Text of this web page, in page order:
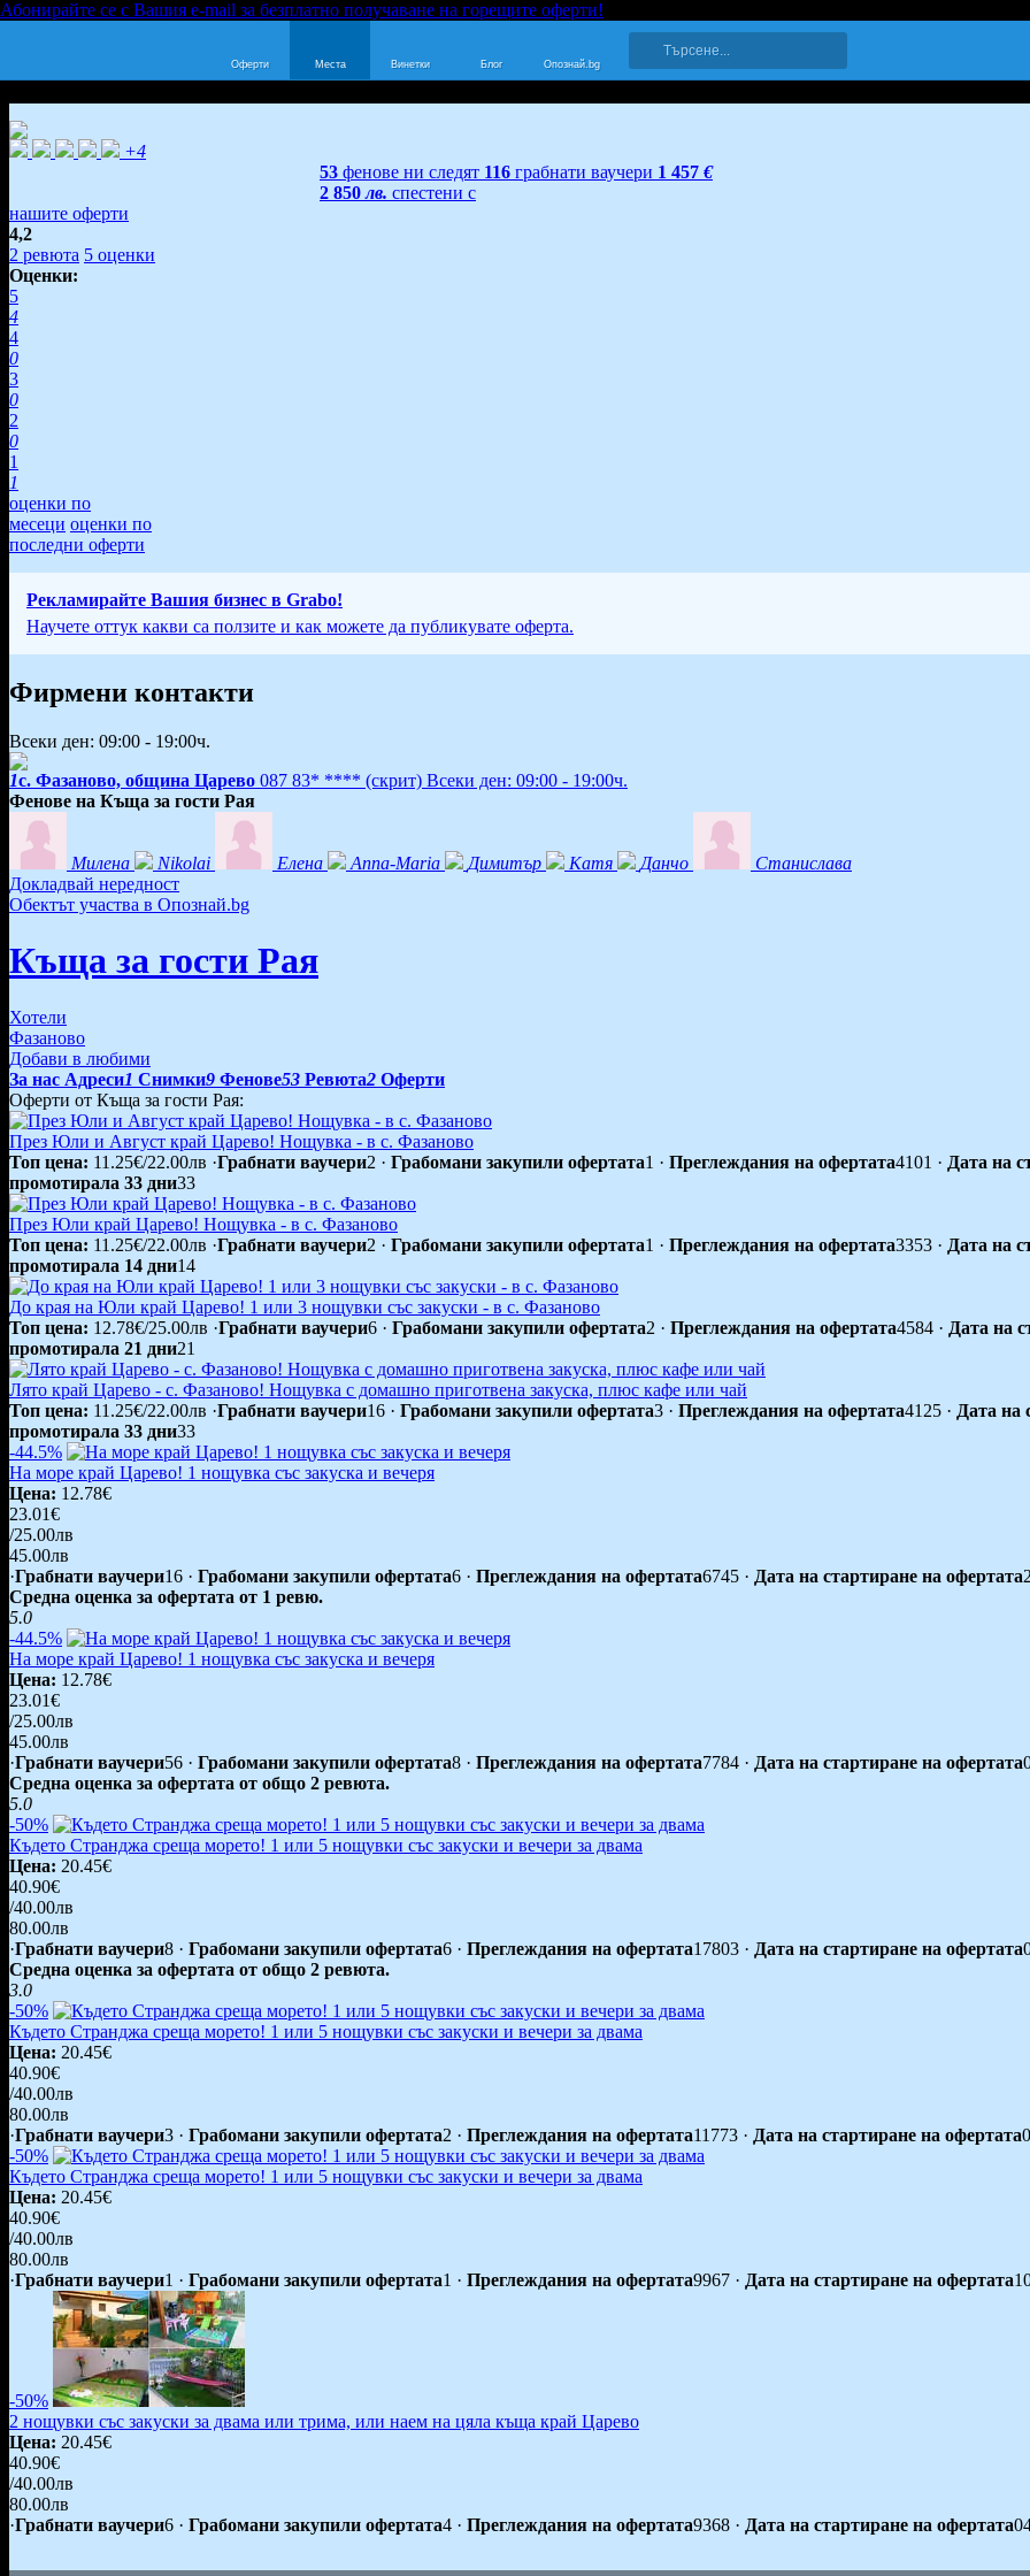
Абонирайте се с Вашия e-mail за безплатно получаване на горещите оферти!
Оферти Места Винетки Блог Опознай.bg
+4
53 фенове ни следят 116 грабнати ваучери 1 457 €
2 850лв. спестени с
нашите оферти
4,2
2 ревюта 5 оценки
Оценки:
5
4
4
0
3
0
2
0
1
1
оценки по
месеци оценки по
последни оферти
Рекламирайте Вашия бизнес в Grabo!
Научете оттук какви са ползите и как можете да публикувате оферта.
Фирмени контакти
Всеки ден: 09:00 - 19:00ч.
1с. Фазаново, община Царево 087 83* **** (скрит) Всеки ден: 09:00 - 19:00ч.
Фенове на Къща за гости Рая
Милена Nikolai Елена Anna-Maria Димитър Катя Данчо
Станислава
Докладвай нередност
Обектът участва в Опознай.bg
Къща за гости Рая
Хотели
Фазаново
Добави в любими
За нас Адреси1 Снимки9 Фенове53 Ревюта2 Оферти
Оферти от Къща за гости Рая:
През Юли и Август край Царево! Нощувка - в с. Фазаново
Топ цена: 11.25€/22.00лв ·Грабнати ваучери2 · Грабомани закупили офертата1 · Преглеждания на офертата4101 · Дата на
промотирала 33 дни33
През Юли край Царево! Нощувка - в с. Фазаново
Топ цена: 11.25€/22.00лв ·Грабнати ваучери2 · Грабомани закупили офертата1 · Преглеждания на офертата3353 · Дата на
промотирала 14 дни14
До края на Юли край Царево! 1 или 3 нощувки със закуски - в с. Фазаново
Топ цена: 12.78€/25.00лв ·Грабнати ваучери6 · Грабомани закупили офертата2 · Преглеждания на офертата4584 · Дата на
промотирала 21 дни21
Лято край Царево - с. Фазаново! Нощувка с домашно приготвена закуска, плюс кафе или чай
Топ цена: 11.25€/22.00лв ·Грабнати ваучери16 · Грабомани закупили офертата3 · Преглеждания на офертата4125 · Дата на
промотирала 33 дни33
-44.5%
На море край Царево! 1 нощувка със закуска и вечеря
Цена: 12.78€
23.01€
/25.00лв
45.00лв
·Грабнати ваучери16 · Грабомани закупили офертата6 · Преглеждания на офертата6745 · Дата на стартиране на офертата
Средна оценка за офертата от 1 ревю.
5.0
-44.5%
На море край Царево! 1 нощувка със закуска и вечеря
Цена: 12.78€
23.01€
/25.00лв
45.00лв
·Грабнати ваучери56 · Грабомани закупили офертата8 · Преглеждания на офертата7784 · Дата на стартиране на офертата
Средна оценка за офертата от общо 2 ревюта.
5.0
-50%
Където Странджа среща морето! 1 или 5 нощувки със закуски и вечери за двама
Цена: 20.45€
40.90€
/40.00лв
80.00лв
·Грабнати ваучери8 · Грабомани закупили офертата6 · Преглеждания на офертата17803 · Дата на стартиране на офертата
Средна оценка за офертата от общо 2 ревюта.
3.0
-50%
Където Странджа среща морето! 1 или 5 нощувки със закуски и вечери за двама
Цена: 20.45€
40.90€
/40.00лв
80.00лв
·Грабнати ваучери3 · Грабомани закупили офертата2 · Преглеждания на офертата11773 · Дата на стартиране на офертата
-50%
Където Странджа среща морето! 1 или 5 нощувки със закуски и вечери за двама
Цена: 20.45€
40.90€
/40.00лв
80.00лв
·Грабнати ваучери1 · Грабомани закупили офертата1 · Преглеждания на офертата9967 · Дата на стартиране на офертата
-50%
2 нощувки със закуски за двама или трима, или наем на цяла къща край Царево
Цена: 20.45€
40.90€
/40.00лв
80.00лв
·Грабнати ваучери6 · Грабомани закупили офертата4 · Преглеждания на офертата9368 · Дата на стартиране на офертата